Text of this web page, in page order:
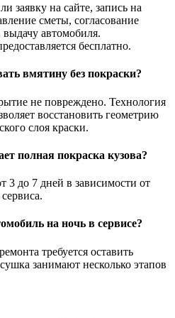
заявку на сайте, запись на
сметы, согласование
автомобиля.
бесплатно.
вмятину без покраски?
не повреждено. Технология
восстановить геометрию
слоя краски.
полная покраска кузова?
3 до 7 дней в зависимости от
на ночь в сервисе?
требуется оставить
занимают несколько этапов